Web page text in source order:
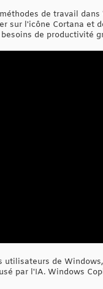
de travail
sur l'icône Cortana et
de productivité
de
par l'IA. Windows